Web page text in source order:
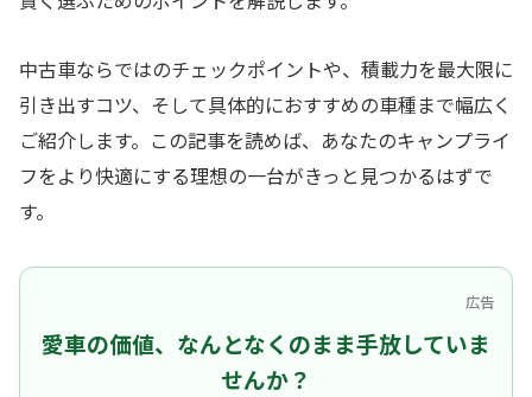
中古車ならではのチェックポイントや、積載力を最大限に
引き出すコツ、そして具体的におすすめの車種まで幅広く
ご紹介します。この記事を読めば、あなたのキャンプライ
フをより快適にする理想の一台がきっと見つかるはずで
す。
広告
愛車の価値、なんとなくのまま手放していま
せんか？